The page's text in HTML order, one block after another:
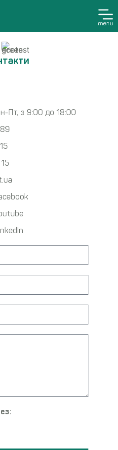
menu
Пт, з 9:00 до 18:00